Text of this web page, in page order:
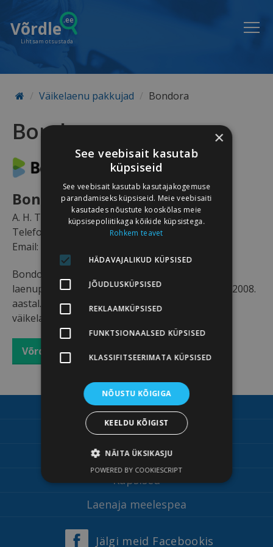
Võrdle.ee
Lihtsam otsustada
Väikelaenu pakkujad Bondora
Bondora
Bondora AS
A. H. Tammsaare tee 47, Tallinn 11316
Telefon:
Email: bondora@bondora.com
Bondora on rahvusvaheline internetipõhine
laenuplatvorm, mis alustas Eestis oma tegevust 2008.
aastal. Bondora pakub eraklientidele tagatiseta
väikelaene ja laenude refinantseerimist.
Võrdle Bondora väikelaenu siin
Meist
Kasutustingimused
Privaatsusteade
Küpsised
Laenaja meelespea
Jälgi meid Facebookis
×
See veebisait kasutab
küpsiseid
See veebisait kasutab kasutajakogemuse
parandamiseks küpsiseid. Meie veebisaiti
kasutades nõustute kooskõlas meie
küpsisepoliitikaga kõikide küpsistega.
Rohkem teavet
HÄDAVAJALIKUD KÜPSISED
JÕUDLUSKÜPSISED
REKLAAMKÜPSISED
FUNKTSIONAALSED KÜPSISED
KLASSIFITSEERIMATA KÜPSISED
NÕUSTU KÕIGIGA
KEELDU KÕIGIST
NÄITA ÜKSIKASJU
POWERED BY COOKIESCRIPT